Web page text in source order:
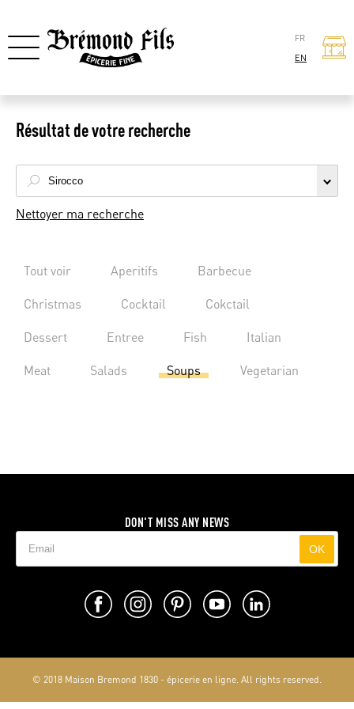
FR
EN
Résultat de votre recherche
Nettoyer ma recherche
Tout voir Aperitifs Barbecue
Christmas Cocktail Cokctail
Dessert Entree Fish Italian
Meat Salads Soups Vegetarian
DON'T MISS ANY NEWS
OK
© 2018 Maison Bremond 1830 - épicerie en ligne. All rights reserved.